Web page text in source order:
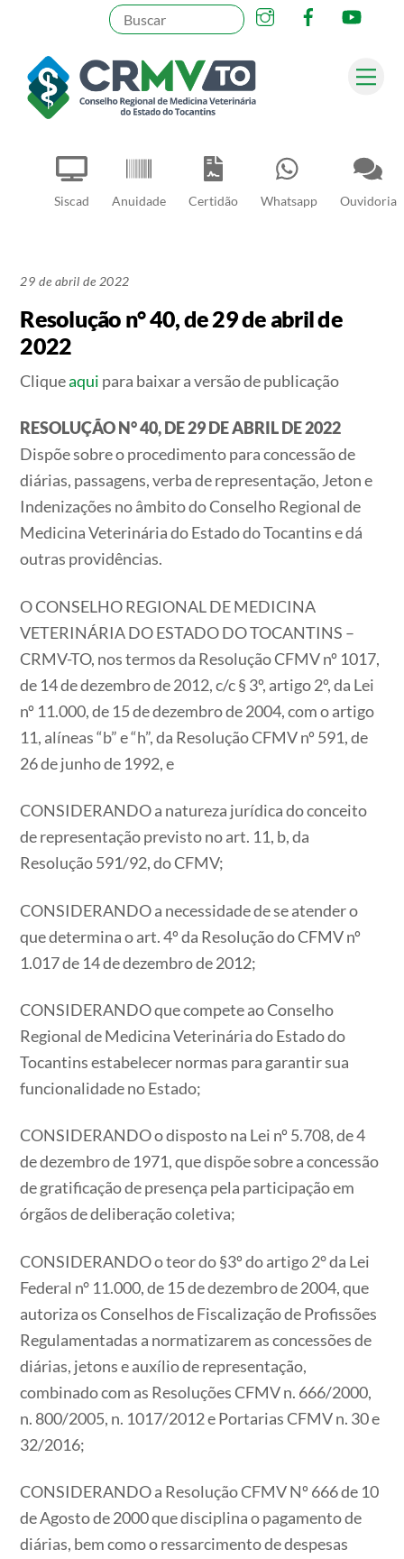
content
Siscad Anuidade Certidão Whatsapp Ouvidoria
InstagramFacebook
Pesquisar
29 de abril de 2022
Resolução n° 40, de 29 de abril de
2022
Cliqueaqui para baixar a versão de publicação
RESOLUÇÃO N° 40, DE 29 DE ABRIL DE 2022
Dispõe sobre o procedimento para concessão de
diárias, passagens, verba de representação, Jeton e
Indenizações no âmbito do Conselho Regional de
Medicina Veterinária do Estado do Tocantins e dá
outras providências.
O CONSELHO REGIONAL DE MEDICINA
VETERINÁRIA DO ESTADO DO TOCANTINS –
CRMV-TO, nos termos da Resolução CFMV nº 1017,
de 14 de dezembro de 2012, c/c § 3º, artigo 2º, da Lei
nº 11.000, de 15 de dezembro de 2004, com o artigo
11, alíneas “b” e “h”, da Resolução CFMV nº 591, de
26 de junho de 1992, e
CONSIDERANDO a natureza jurídica do conceito
de representação previsto no art. 11, b, da
Resolução 591/92, do CFMV;
CONSIDERANDO a necessidade de se atender o
que determina o art. 4º da Resolução do CFMV nº
1.017 de 14 de dezembro de 2012;
CONSIDERANDO que compete ao Conselho
Regional de Medicina Veterinária do Estado do
Tocantins estabelecer normas para garantir sua
funcionalidade no Estado;
CONSIDERANDO o disposto na Lei nº 5.708, de 4
de dezembro de 1971, que dispõe sobre a concessão
de gratificação de presença pela participação em
órgãos de deliberação coletiva;
CONSIDERANDO o teor do §3º do artigo 2° da Lei
Federal n° 11.000, de 15 de dezembro de 2004, que
autoriza os Conselhos de Fiscalização de Profissões
Regulamentadas a normatizarem as concessões de
diárias, jetons e auxílio de representação,
combinado com as Resoluções CFMV n. 666/2000,
n. 800/2005, n. 1017/2012 e Portarias CFMV n. 30 e
32/2016;
CONSIDERANDO a Resolução CFMV Nº 666 de 10
de Agosto de 2000 que disciplina o pagamento de
diárias, bem como o ressarcimento de despesas